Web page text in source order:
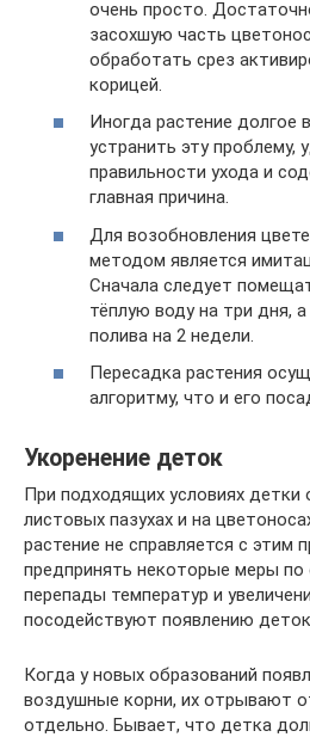
очень просто.
засохшую часть
обработать срез
корицей.
Иногда растение долгое
устранить эту проблему,
правильности ухода и
главная причина.
Для возобновления
методом является
Сначала следует
тёплую воду на три дня,
полива на 2 недели.
Пересадка растения
алгоритму, что и его
Укоренение деток
При подходящих условиях детки
листовых пазухах и на
растение не справляется с этим
предпринять некоторые меры по
перепады температур и
посодействуют появлению
Когда у новых образований
воздушные корни, их отрывают
отдельно. Бывает, что детка